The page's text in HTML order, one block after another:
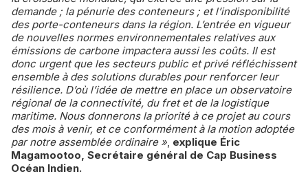
demande ; la pénurie des conteneurs ; et l’indisponibilité
des porte-conteneurs dans la région. L’entrée en vigueur
de nouvelles normes environnementales relatives aux
émissions de carbone impactera aussi les coûts. Il est
donc urgent que les secteurs public et privé réfléchissent
ensemble à des solutions durables pour renforcer leur
résilience. D’où l’idée de mettre en place un observatoire
régional de la connectivité, du fret et de la logistique
maritime. Nous donnerons la priorité à ce projet au cours
des mois à venir, et ce conformément à la motion adoptée
par notre assemblée ordinaire », explique Éric
Magamootoo, Secrétaire général de Cap Business
Océan Indien.